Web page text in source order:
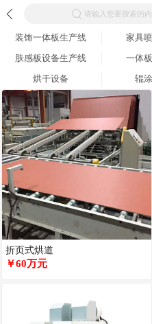
请输入您要搜索的
装饰一体板生产线 家具
肤感板设备生产线
一体
烘干设备
辊
折页式烘道
￥60万元